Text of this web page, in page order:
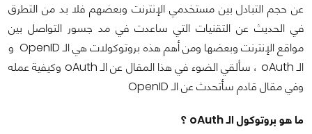
عن حجم التبادل بين مستخدمي الإنترنت وبعضهم فلا بد من التطرق
في الحديث عن التقنيات التي ساعدت في مد جسور التواصل بين
مواقع الإنترنت وبعضها ومن أهم هذه بروتوكولات هي الـ OpenID و
الـ oAuth ، سألقي الضوء في هذا المقال عن الـ oAuth وكيفية عمله
وفي مقال قادم سأتحدث عن الـ OpenID
ما هو بروتوكول الـ oAuth ؟